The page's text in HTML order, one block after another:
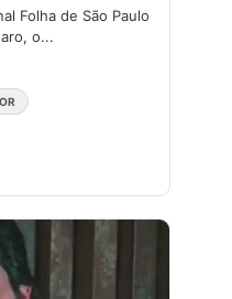
Folha de São Paulo
o...